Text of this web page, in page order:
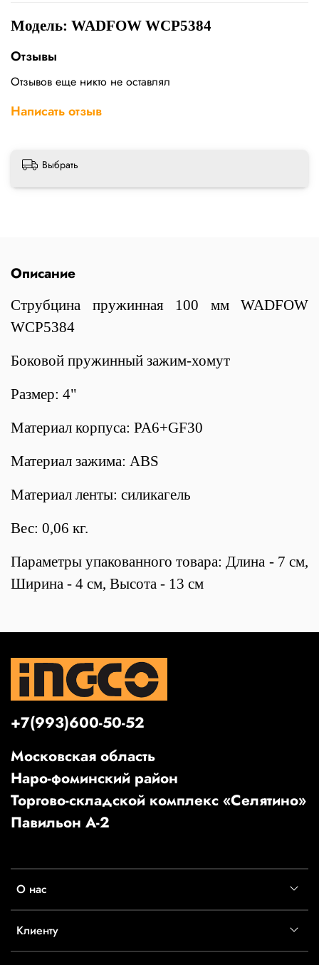
Модель: WADFOW WCP5384
Отзывы
Отзывов еще никто не оставлял
Написать отзыв
Выбрать
Описание
Струбцина пружинная 100 мм WADFOW
WCP5384
Боковой пружинный зажим-хомут
Размер: 4"
Материал корпуса: PA6+GF30
Материал зажима: ABS
Материал ленты: силикагель
Вес: 0,06 кг.
Параметры упакованного товара: Длина - 7 см,
Ширина - 4 см, Высота - 13 см
О нас
Клиенту
+7(993)600-50-52
Московская область
Наро-фоминский район
Торгово-складской комплекс «Селятино»
Павильон А-2